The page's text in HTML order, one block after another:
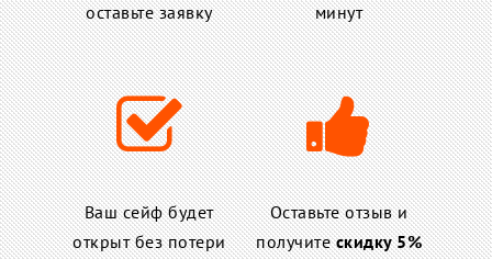
оставьте заявку
минут
Ваш сейф будет
открыт без потери
Оставьте отзыв и
получитескидку 5%